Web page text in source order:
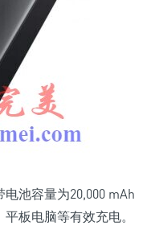
池容量为20,000 mAh
板电脑等有效充电。